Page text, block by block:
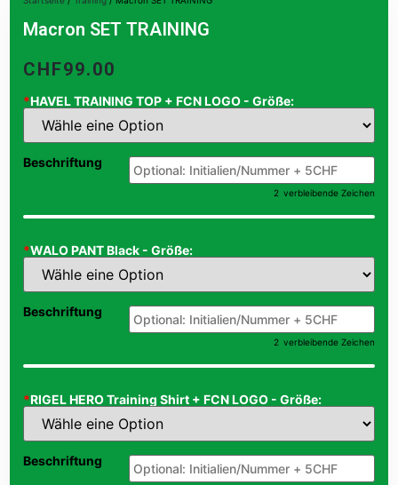
Macron SET TRAINING
CHF99.00
*HAVEL TRAINING TOP + FCN LOGO - Größe:
Beschriftung
2 verbleibende Zeichen
*WALO PANT Black - Größe:
Beschriftung
2 verbleibende Zeichen
*RIGEL HERO Training Shirt + FCN LOGO - Größe:
Beschriftung